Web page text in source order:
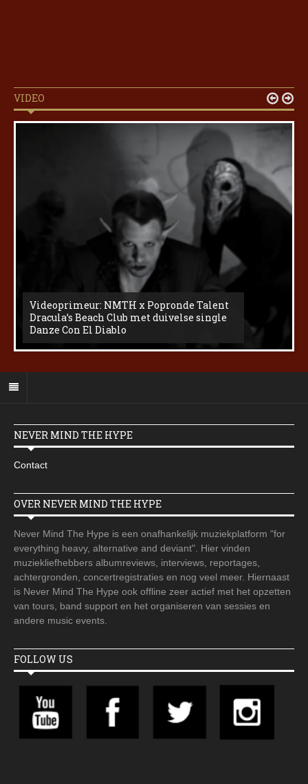
VIDEO
Videoprimeur: NMTH x Popronde Talent
Dracula’s Beach Club met duivelse single
Danze Con El Diablo
 
NEVER MIND THE HYPE
Contact
OVER NEVER MIND THE HYPE
Never Mind The Hype is een onafhankelijk muziekplatform "for
everything heavy, alternative and deviant". Hier vinden
muziekliefhebbers albumreviews, interviews, reportages,
achtergronden, concertregistraties en nog veel meer. Hiernaast
is Never Mind The Hype ook offline zeer actief met het opzetten
van tours, band support en het organiseren van sessies en
andere music events.
FOLLOW US